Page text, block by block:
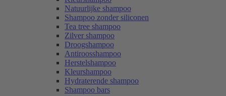
Natuurlijke shampoo
Shampoo zonder siliconen
Tea tree shampoo
Zilver shampoo
Droogshampoo
Antiroosshampoo
Herstelshampoo
Kleurshampoo
Hydraterende shampoo
Shampoo bars